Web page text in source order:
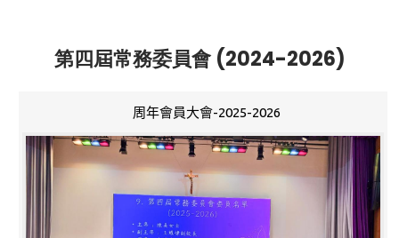
第四屆常務委員會 (2024-2026)
周年會員大會-2025-2026